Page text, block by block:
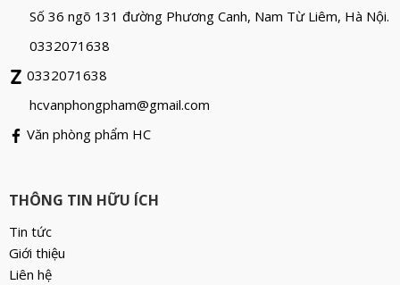
Số 36 ngõ 131 đường Phương Canh, Nam Từ Liêm, Hà Nội.
0332071638
0332071638
hcvanphongpham@gmail.com
Văn phòng phẩm HC
THÔNG TIN HỮU ÍCH
Tin tức
Giới thiệu
Liên hệ